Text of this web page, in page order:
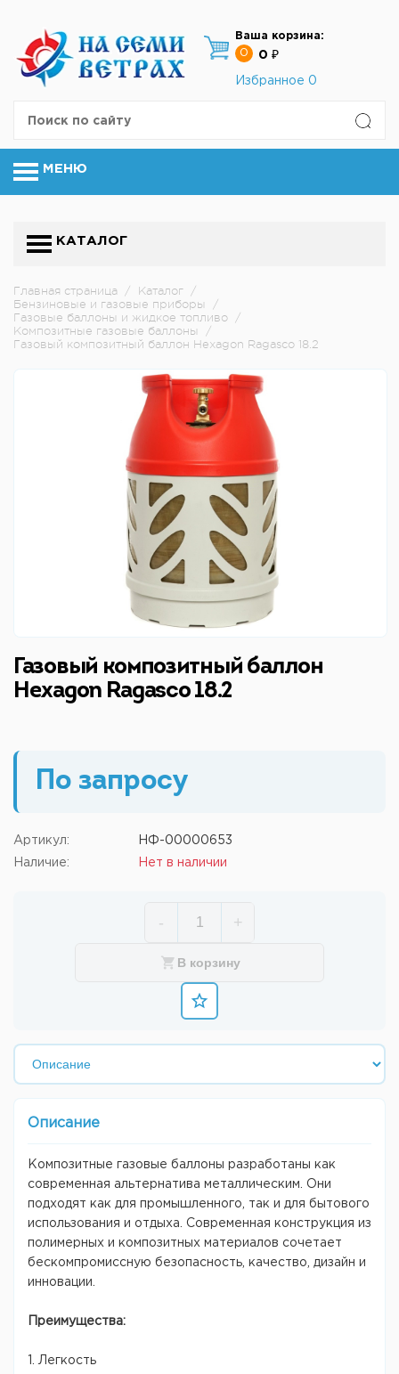
Ваша корзина:
0
0 ₽
Избранное 0
МЕНЮ
КАТАЛОГ
Главная страница / Каталог /
Бензиновые и газовые приборы
/
Газовые баллоны и жидкое топливо /
Композитные газовые баллоны
/
Газовый композитный баллон Hexagon Ragasco 18.2
Газовый композитный баллон
Hexagon Ragasco 18.2
По запросу
Артикул: НФ-00000653
Наличие: Нет в наличии
- +
В корзину
Описание
Композитные газовые баллоны разработаны как
современная альтернатива металлическим. Они
подходят как для промышленного, так и для бытового
использования и отдыха. Современная конструкция из
полимерных и композитных материалов сочетает
бескомпромиссную безопасность, качество, дизайн и
инновации.
Преимущества:
1. Легкость